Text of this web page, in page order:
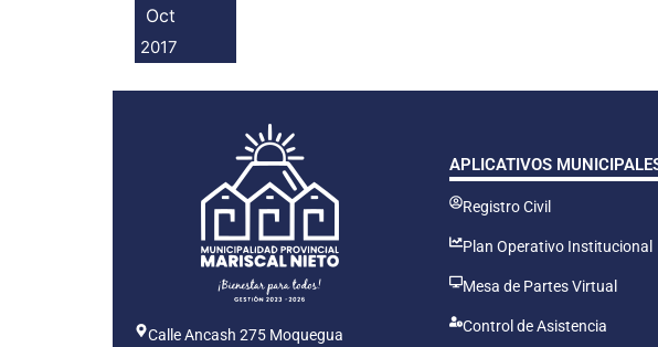
Oct
2017
Calle Ancash 275 Moquegua
APLICATIVOS
Registro Civil
Plan Operativo Institucional
Mesa de Partes Virtual
Control de Asistencia